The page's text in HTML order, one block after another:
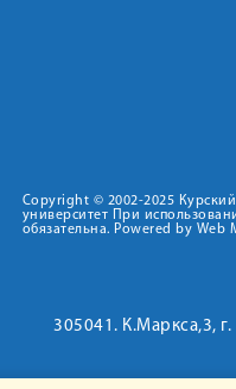
Copyright © 2002-2025
университет При
обязательна. Powered by Web
305041. К.Маркса,3,